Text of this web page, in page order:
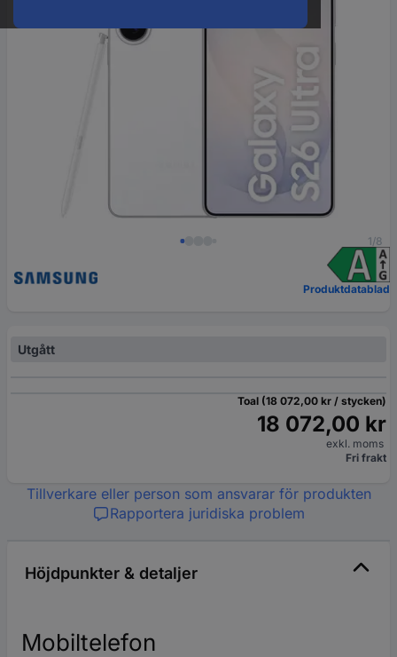
1/8
Produktdatablad
Utgått
Toal (18 072,00 kr / stycken)
18 072,00 kr
exkl. moms
Fri frakt
Tillverkare eller person som ansvarar för produkten
Rapportera juridiska problem
Höjdpunkter & detaljer
Mobiltelefon